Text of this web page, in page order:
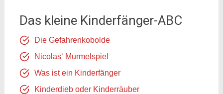
Das kleine Kinderfänger-ABC
Die Gefahrenkobolde
Nicolas‘ Murmelspiel
Was ist ein Kinderfänger
Kinderdieb oder Kinderräuber